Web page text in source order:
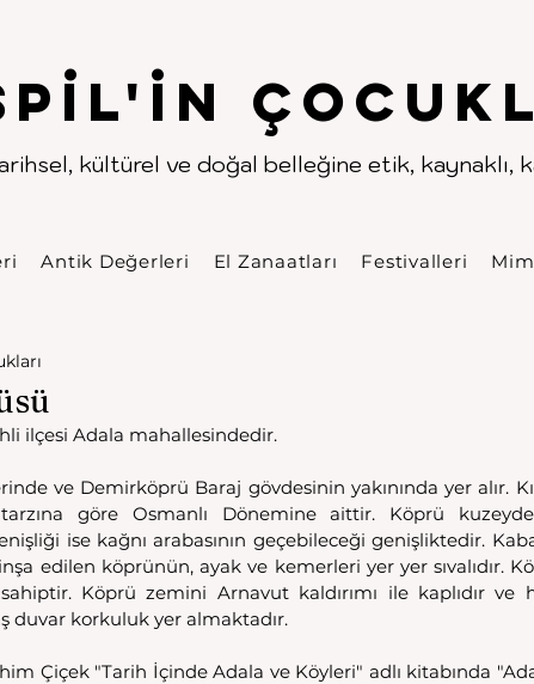
kültürel ve doğal belleğine etik, kaynaklı,
. .
Antik Değerleri El Zanaatları Festivalleri
ilçesi Adala mahallesindedir.
ve Demirköprü Baraj gövdesinin yakınında yer alır.
tarzına göre Osmanlı Dönemine aittir. Köprü
ise kağnı arabasının geçebileceği genişliktedir.
edilen köprünün, ayak ve kemerleri yer yer sıvalıdır.
Köprü zemini Arnavut kaldırımı ile kaplıdır
duvar korkuluk yer almaktadır.
Çiçek "Tarih İçinde Adala ve Köyleri" adlı kitabında